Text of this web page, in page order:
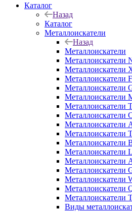
Каталог
Назад
Каталог
Металлоискатели
Назад
Металлоискатели
Металлоискатели
Металлоискатели
Металлоискатели
Металлоискатели
Металлоискатели
Металлоискатели
Металлоискатели
Металлоискатели
Металлоискатели
Металлоискатели
Металлоискатели
Металлоискатели
Металлоискатели
Металлоискатели
Металлоискатели
Металлоискатели
Виды